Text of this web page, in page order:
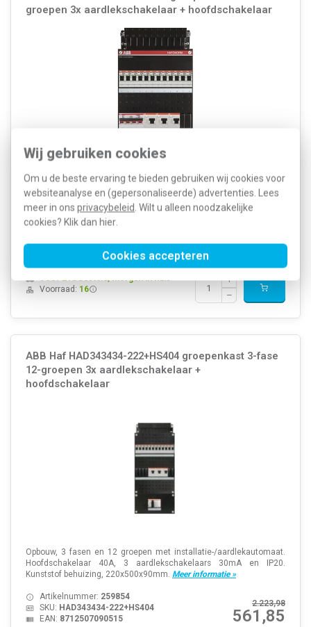
Wij gebruiken cookies
Om u de beste ervaring te bieden gebruiken wij cookies voor
websiteanalyse en (gepersonaliseerde) advertenties. Lees
meer in ons privacybeleid. Wilt u alleen noodzakelijke
cookies? Klik dan hier.
Cookies accepteren
groepen 3x aardlekschakelaar + hoofdschakelaar
Montagewijze: Opbouw (stucwerk) Breedte: 220 Millimeter Hoogte:
390 Millimeter Diepte: 90 Millimeter Afsluitbaar: Nee Met
contactdoos: Nee Aantal fasen: 3 Beveiliging:
Installatie-/aardlekautomaat Aanbouwmogelijkh...Meer informatie »
SKU:HAD343434-222+H44
8712507090492
Voor 21u besteld, morgen in huis*
Voorraad: 16
ABB Haf HAD343434-222+HS404 groepenkast 3-fase
12-groepen 3x aardlekschakelaar +
hoofdschakelaar
Opbouw, 3 fasen en 12 groepen met installatie-/aardlekautomaat.
Hoofdschakelaar 40A, 3 aardlekschakelaars 30mA en IP20.
Kunststof behuizing, 220x500x90mm. Meer informatie »
2.223,98
561,85
Artikelnummer: 259854
SKU: HAD343434-222+HS404
EAN: 8712507090515